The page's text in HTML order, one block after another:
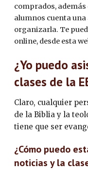
comprados,
alumnos cuenta
organizarla. Te
online, desde esta
¿Yo puedo
clases de la
Claro, cualquier
de la Biblia y la
tiene que ser
¿Cómo puedo
noticias y la